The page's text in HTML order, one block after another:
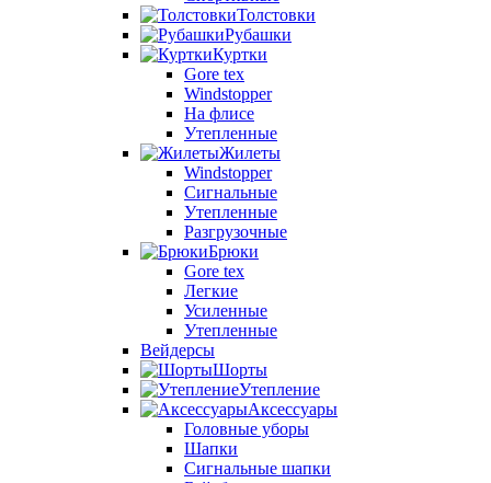
Толстовки
Рубашки
Куртки
Gore tex
Windstopper
На флисе
Утепленные
Жилеты
Windstopper
Сигнальные
Утепленные
Разгрузочные
Брюки
Gore tex
Легкие
Усиленные
Утепленные
Вейдерсы
Шорты
Утепление
Аксессуары
Головные уборы
Шапки
Сигнальные шапки